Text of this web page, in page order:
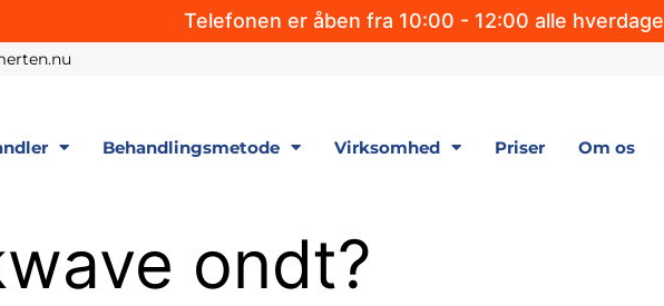
Telefonen er åben fra 10:00 - 12:00 alle hverdage
Behandlingsmetode Virksomhed Priser Om os
ondt?